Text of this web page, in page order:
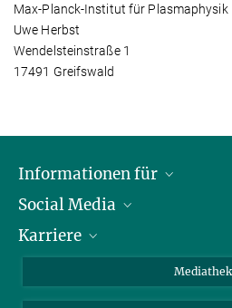
Max-Planck-Institut für Plasmaphysik
Uwe Herbst
Wendelsteinstraße 1
17491 Greifswald
Informationen für
Journalisten
Schule
Social Media
LinkedIn
Karriere
Mediathek